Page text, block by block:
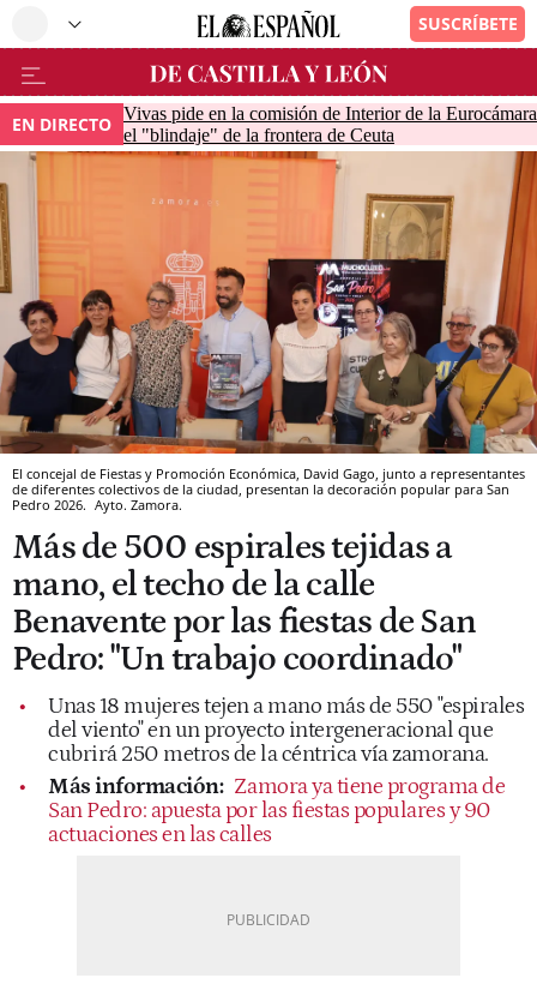
EN DIRECTO Vivas pide en la comisión de Interior de la Eurocámara
el "blindaje" de la frontera de Ceuta
El concejal de Fiestas y Promoción Económica, David Gago, junto a representantes
de diferentes colectivos de la ciudad, presentan la decoración popular para San
Pedro 2026. Ayto. Zamora.
Más de 500 espirales tejidas a
mano, el techo de la calle
Benavente por las fiestas de San
Pedro: "Un trabajo coordinado"
Unas 18 mujeres tejen a mano más de 550 "espirales
del viento" en un proyecto intergeneracional que
cubrirá 250 metros de la céntrica vía zamorana.
Más información: Zamora ya tiene programa de
San Pedro: apuesta por las fiestas populares y 90
actuaciones en las calles